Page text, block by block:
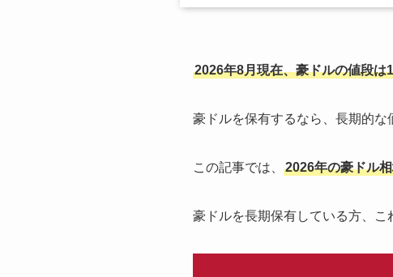
2026年8月現在、豪ドルの値段は
豪ドルを保有するなら、長期的な
この記事では、 2026年の豪ドル
豪ドルを長期保有している方、こ